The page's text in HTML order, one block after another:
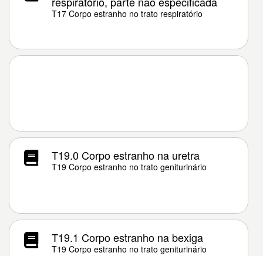
T17 Corpo estranho no trato respiratório
T19.0 Corpo estranho na uretra
T19 Corpo estranho no trato geniturinário
T19.1 Corpo estranho na bexiga
T19 Corpo estranho no trato geniturinário